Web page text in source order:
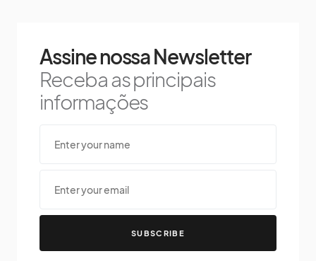
Assine nossa Newsletter
Receba as principais
informações
SUBSCRIBE